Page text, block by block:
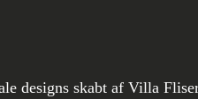
designs skabt af Villa